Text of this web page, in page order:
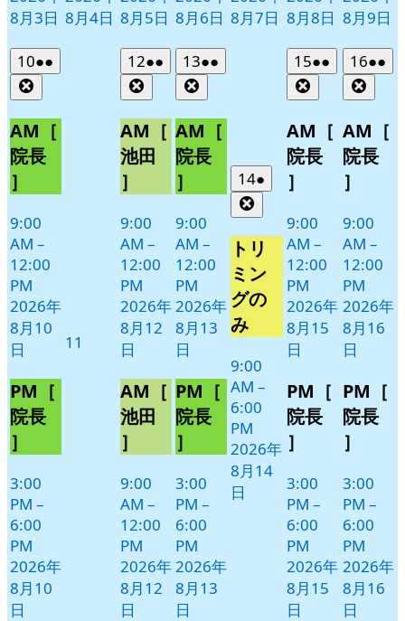
8月3日 8月4日 8月5日 8月6日 8月7日 8月8日 8月9日
102026
年
8
月
10
日
●●
件
イ
ベ
ト)
AM［
院長
］
9:00
AM –
12:00
PM
2026年
8月10
日
PM［
院長
］
3:00
PM –
6:00
PM
2026年
8月10
日
11
122026
年
8
月
12
日
●●
件
の
イ
ベ
ン
ト)
AM［
池田
］
9:00
AM –
12:00
PM
2026年
8月12
日
AM［
池田
］
9:00
AM –
12:00
PM
2026年
8月12
日
132026
年
8
月
13
日
●●
件
イ
ベ
ン
ト)
AM［
院長
］
9:00
AM –
12:00
PM
2026年
8月13
日
PM［
院長
］
3:00
PM –
6:00
PM
2026年
8月13
日
142026
年
8
月
14
日
●
件
イ
ト)
トリ
ミン
グの
み
9:00
AM –
6:00
PM
2026年
8月14
日
152026
年
8
月
15
日
●●
件
の
イ
ベ
ン
ト)
AM［
院長
］
9:00
AM –
12:00
PM
2026年
8月15
日
PM［
院長
］
3:00
PM –
6:00
PM
2026年
8月15
日
162026
年
8
月
16
日
●●
件
イ
ベ
AM［
院長
］
9:00
AM –
12:00
PM
2026年
8月16
日
PM［
院長
］
3:00
PM –
6:00
PM
2026年
8月16
日